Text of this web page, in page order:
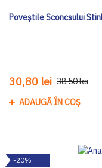
Poveștile Sconcsului
30,80 lei 38,50 lei
ADAUGĂ ÎN COȘ
-20%